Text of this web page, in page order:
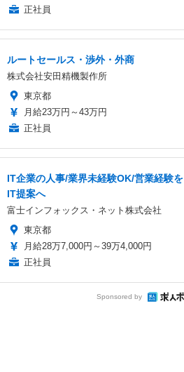
正社員
ルートセールス・渉外・外商
株式会社安田精機製作所
東京都
月給23万円～43万円
正社員
IT企業の人事/業界未経験OK/営業経験を
IT提案へ
富士インフォックス・ネット株式会社
東京都
月給28万7,000円～39万4,000円
正社員
Sponsored by